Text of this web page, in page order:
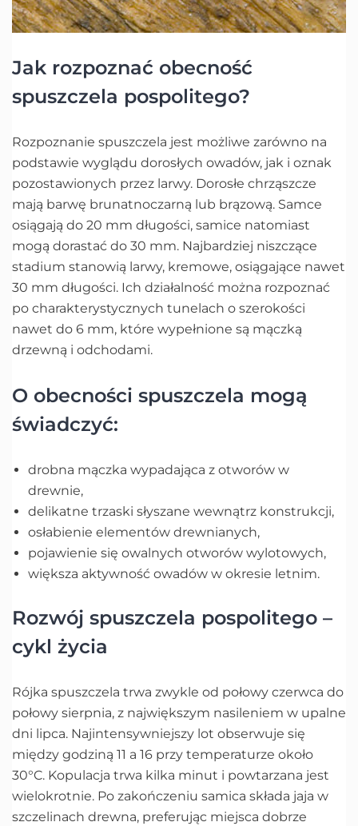
Jak rozpoznać obecność
spuszczela pospolitego?
Rozpoznanie spuszczela jest możliwe zarówno na
podstawie wyglądu dorosłych owadów, jak i oznak
pozostawionych przez larwy. Dorosłe chrząszcze
mają barwę brunatnoczarną lub brązową. Samce
osiągają do 20 mm długości, samice natomiast
mogą dorastać do 30 mm. Najbardziej niszczące
stadium stanowią larwy, kremowe, osiągające nawet
30 mm długości. Ich działalność można rozpoznać
po charakterystycznych tunelach o szerokości
nawet do 6 mm, które wypełnione są mączką
drzewną i odchodami.
O obecności spuszczela mogą
świadczyć:
drobna mączka wypadająca z otworów w
drewnie,
delikatne trzaski słyszane wewnątrz konstrukcji,
osłabienie elementów drewnianych,
pojawienie się owalnych otworów wylotowych,
większa aktywność owadów w okresie letnim.
Rozwój spuszczela pospolitego –
cykl życia
Rójka spuszczela trwa zwykle od połowy czerwca do
połowy sierpnia, z największym nasileniem w upalne
dni lipca. Najintensywniejszy lot obserwuje się
między godziną 11 a 16 przy temperaturze około
30°C. Kopulacja trwa kilka minut i powtarzana jest
wielokrotnie. Po zakończeniu samica składa jaja w
szczelinach drewna, preferując miejsca dobrze